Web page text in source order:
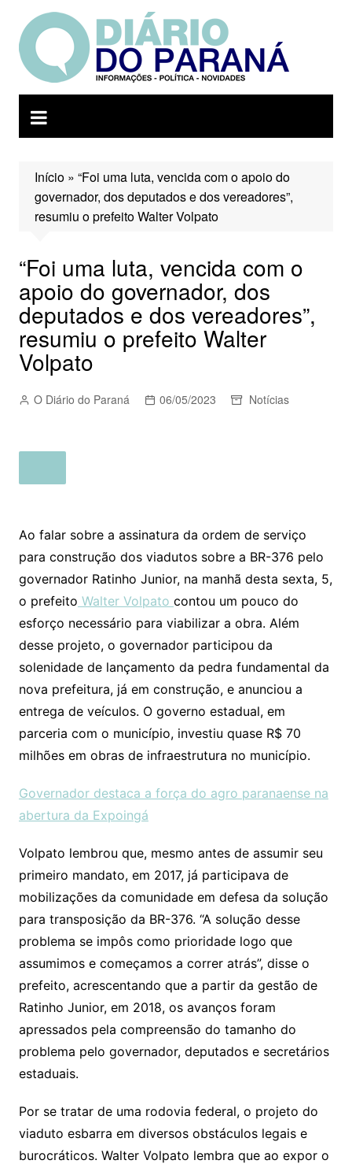
para
conteúdo
Início» “Foi uma luta, vencida com o apoio do
governador, dos deputados e dos vereadores”,
resumiu o prefeito Walter Volpato
“Foi uma luta, vencida com o
apoio do governador, dos
deputados e dos vereadores”,
resumiu o prefeito Walter
Volpato
O Diário do Paraná 06/05/2023 Notícias
Ao falar sobre a assinatura da ordem de serviço
para construção dos viadutos sobre a BR-376 pelo
governador Ratinho Junior, na manhã desta sexta, 5,
o prefeito Walter Volpato contou um pouco do
esforço necessário para viabilizar a obra. Além
desse projeto, o governador participou da
solenidade de lançamento da pedra fundamental da
nova prefeitura, já em construção, e anunciou a
entrega de veículos. O governo estadual, em
parceria com o município, investiu quase R$ 70
milhões em obras de infraestrutura no município.
Governador destaca a força do agro paranaense na
abertura da Expoingá
Volpato lembrou que, mesmo antes de assumir seu
primeiro mandato, em 2017, já participava de
mobilizações da comunidade em defesa da solução
para transposição da BR-376. “A solução desse
problema se impôs como prioridade logo que
assumimos e começamos a correr atrás”, disse o
prefeito, acrescentando que a partir da gestão de
Ratinho Junior, em 2018, os avanços foram
apressados pela compreensão do tamanho do
problema pelo governador, deputados e secretários
estaduais.
Por se tratar de uma rodovia federal, o projeto do
viaduto esbarra em diversos obstáculos legais e
burocráticos. Walter Volpato lembra que ao expor o